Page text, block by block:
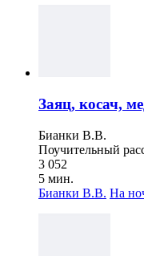
Заяц, косач,
Бианки В.В.
Поучительный
3 052
5 мин.
Бианки В.В. На